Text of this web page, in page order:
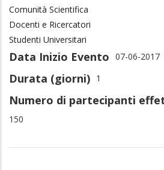
Comunità Scientifica
Docenti e Ricercatori
Studenti Universitari
Data Inizio Evento 07-06-2017
Durata (giorni) 1
Numero di partecipanti
150